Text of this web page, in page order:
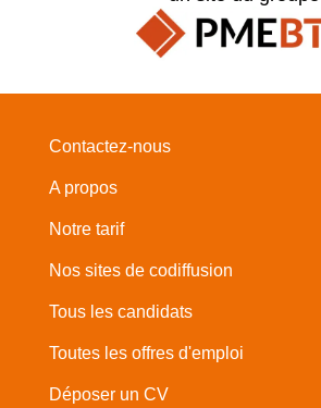
Contactez-nous
A propos
Notre tarif
Nos sites de codiffusion
Tous les candidats
Toutes les offres d'emploi
Déposer un CV